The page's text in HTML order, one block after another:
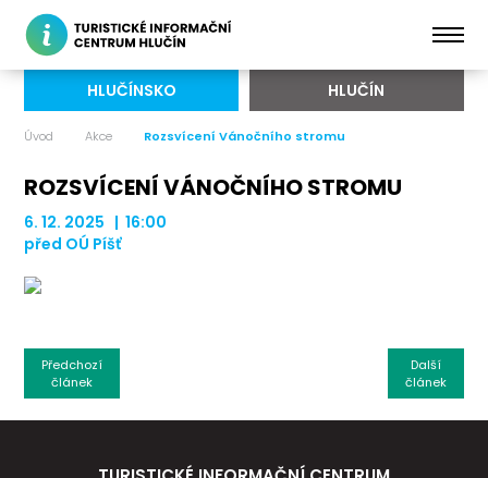
HLUČÍNSKO HLUČÍN
Úvod Akce Rozsvícení Vánočního stromu
ROZSVÍCENÍ VÁNOČNÍHO STROMU
6. 12. 2025 | 16:00
před OÚ Píšť
Další
článek
Předchozí
článek